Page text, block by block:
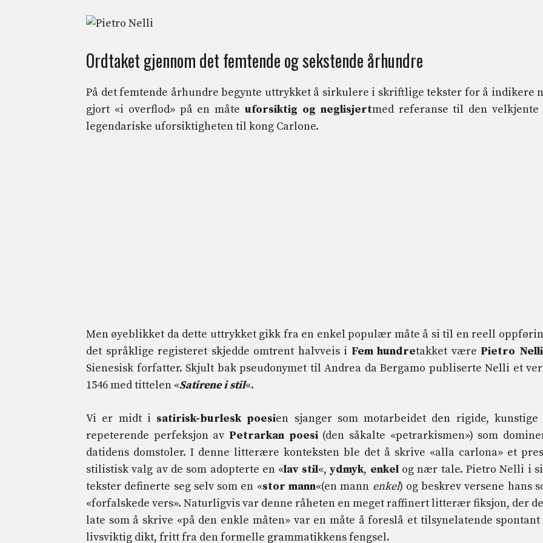
Ordtaket gjennom det femtende og sekstende århundre
På det femtende århundre begynte uttrykket å sirkulere i skriftlige tekster for å indikere
gjort «i overflod» på en måteuforsiktig og neglisjertmed referanse til den velkjente
legendariske uforsiktigheten til kong Carlone.
Men øyeblikket da dette uttrykket gikk fra en enkel populær måte å si til en reell
det språklige registeret skjedde omtrent halvveis i Fem hundretakket være Pietro Nelli
Sienesisk forfatter. Skjult bak pseudonymet til Andrea da Bergamo publiserte Nelli et
1546 med tittelen «Satirene i stil«.
Vi er midt i satirisk-burlesk poesien sjanger som motarbeidet den rigide, kunstige
repeterende perfeksjon av Petrarkan poesi(den såkalte «petrarkismen») som
datidens domstoler. I denne litterære konteksten ble det å skrive «alla carlona» et
stilistisk valg av de som adopterte en «lav stil«,ydmyk, enkelog nær tale. Pietro Nelli i
tekster definerte seg selv som en «stor mann«(en mann enkel) og beskrev versene hans
«forfalskede vers». Naturligvis var denne råheten en meget raffinert litterær fiksjon, der
late som å skrive «på den enkle måten» var en måte å foreslå et tilsynelatende spontant
livsviktig dikt, fritt fra den formelle grammatikkens fengsel.